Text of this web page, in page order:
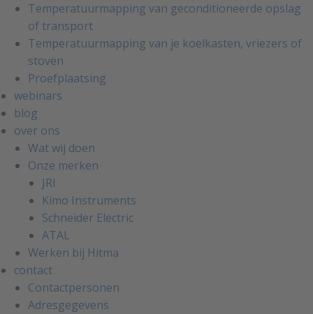
Temperatuurmapping van geconditioneerde opslag
of transport
Temperatuurmapping van je koelkasten, vriezers of
stoven
Proefplaatsing
webinars
blog
over ons
Wat wij doen
Onze merken
JRI
Kimo Instruments
Schneider Electric
ATAL
Werken bij Hitma
contact
Contactpersonen
Adresgegevens